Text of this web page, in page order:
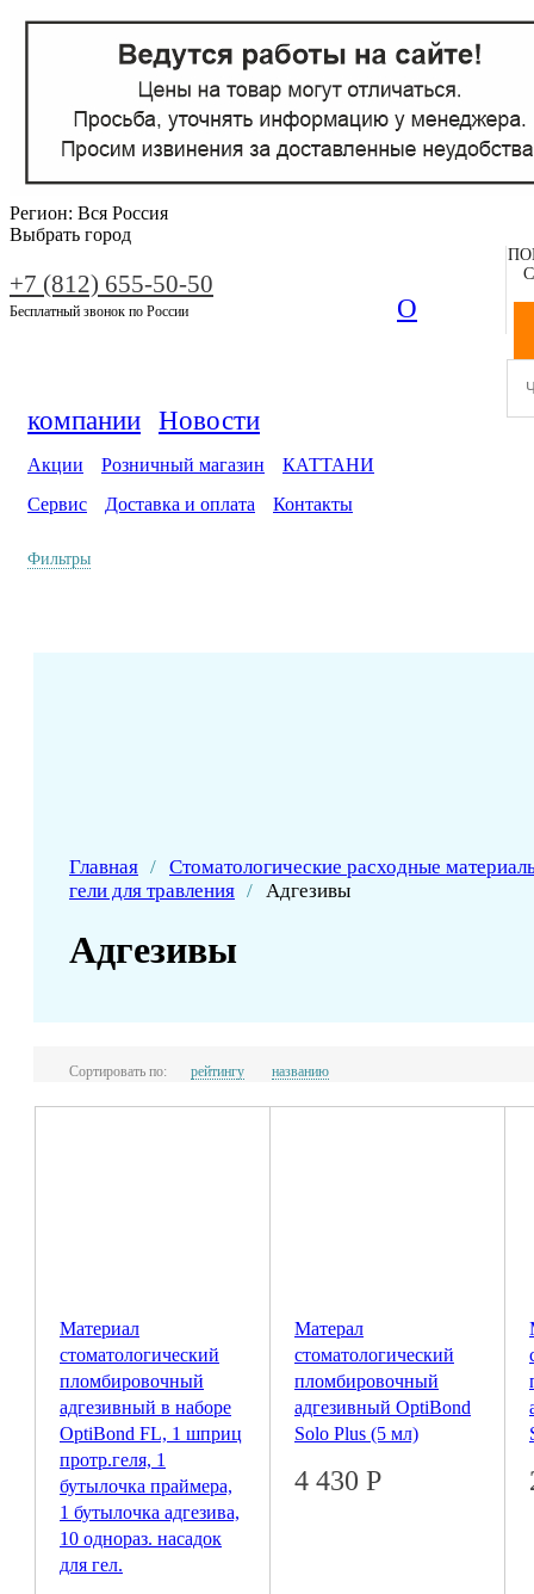
Регион: Вся Россия
Выбрать город
+7 (812) 655-50-50
Бесплатный звонок по России О
компании Новости
Акции Розничный магазин
КАТТАНИ
Сервис
Доставка и оплата Контакты
Фильтры
Главная / Стоматологические расходные
гели для травления / Адгезивы
Адгезивы
Сортировать по: рейтингу названию
Материал
стоматологический
пломбировочный
адгезивный в наборе
OptiBond FL, 1 шприц
протр.геля, 1
бутылочка праймера,
1 бутылочка адгезива,
10 однораз. насадок
для гел.
Матерал
стоматологический
пломбировочный
адгезивный OptiBond
Solo Plus (5 мл)
4 430 Р